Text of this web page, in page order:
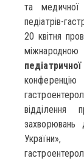
та
педіатрів-
20 квітня
відділення
України»,